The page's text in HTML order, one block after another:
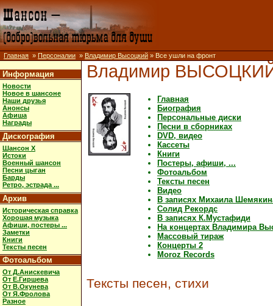
Главная » Персоналии » Владимир Высоцкий » Все ушли на фронт
Информация
Новости
Новое в шансоне
Наши друзья
Анонсы
Афиша
Награды
Дискография
Шансон X
Истоки
Военный шансон
Песни цыган
Барды
Ретро, эстрада ...
Архив
Историческая справка
Хорошая музыка
Афиши, постеры ...
Заметки
Книги
Тексты песен
Фотоальбом
От Д.Анискевича
От Е.Гиршева
От В.Окунева
От Я.Фролова
Разное
Владимир
Главная
Биография
Персональные диски
Песни в сборниках
DVD, видео
Кассеты
Книги
Постеры, афиши, ...
Фотоальбом
Тексты песен
Видео
В записях Михаила
Солид Рекордс
В записях К.Мустафиди
На концертах Владимира
Массовый тираж
Концерты 2
Moroz Records
Тексты песен, стихи